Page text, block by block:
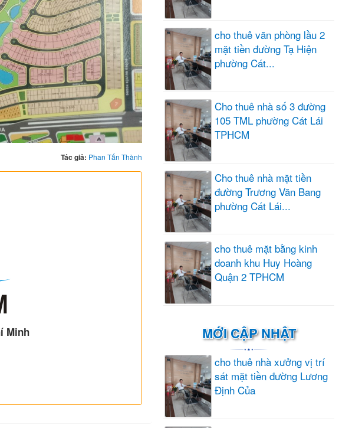
Tác giả: Phan Tấn Thành
Minh
cho thuê văn phòng lầu 2
mặt tiền đường Tạ Hiện
phường Cát...
Cho thuê nhà số 3 đường
105 TML phường Cát Lái
TPHCM
Cho thuê nhà mặt tiền
đường Trương Văn Bang
phường Cát Lái...
cho thuê mặt bằng kinh
doanh khu Huy Hoàng
Quận 2 TPHCM
MỚI CẬP NHẬT
cho thuê nhà xưởng vị trí
sát mặt tiền đường Lương
Định Của